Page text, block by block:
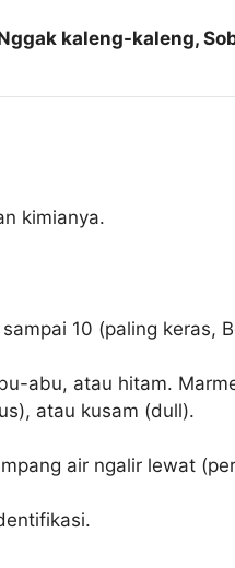
kaleng-kaleng,
kimianya.
10 (paling keras,
abu, atau hitam.
atau kusam (dull).
air ngalir lewat